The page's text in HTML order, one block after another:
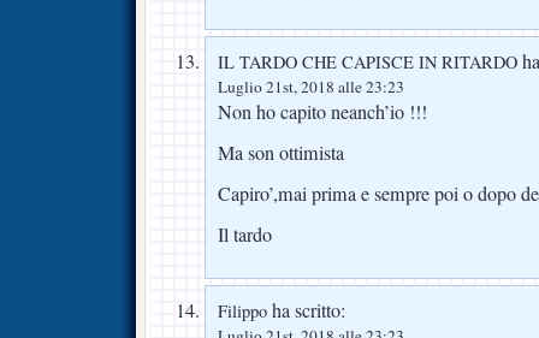
IL TARDO CHE CAPISCE IN RITARDO
Luglio 21st, 2018 alle 23:23
Non ho capito neanch’io !!!
Ma son ottimista
Capiro’,mai prima e sempre poi o dopo
Il tardo
Filippo ha scritto: